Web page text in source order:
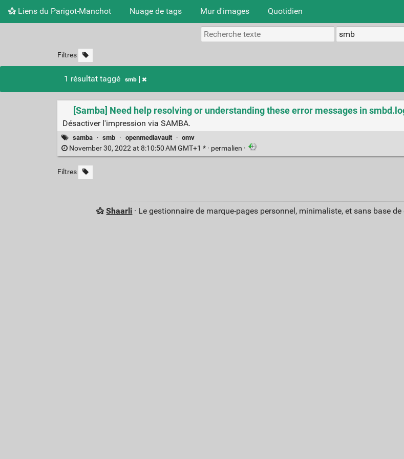
Liens du Parigot-Manchot Nuage de tags Mur d'images Quotidien
Filtres
1 résultat taggé smb
[Samba] Need help resolving or understanding these error messages in
Désactiver l'impression via SAMBA.
samba · smb · openmediavault · omv
November 30, 2022 at 8:10:50 AM GMT+1 * · permalien ·
Filtres
Shaarli · Le gestionnaire de marque-pages personnel, minimaliste, et sans base